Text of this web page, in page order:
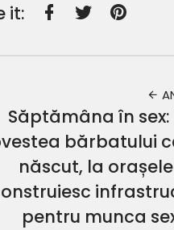
it:
Săptămâna în sex:
bărbatului
născut, la
pentru munca